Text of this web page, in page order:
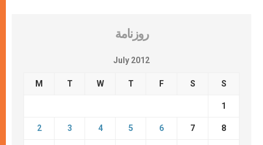
روزنامة
July 2012
M T W T F S S
1
2 3 4 5 6 7 8